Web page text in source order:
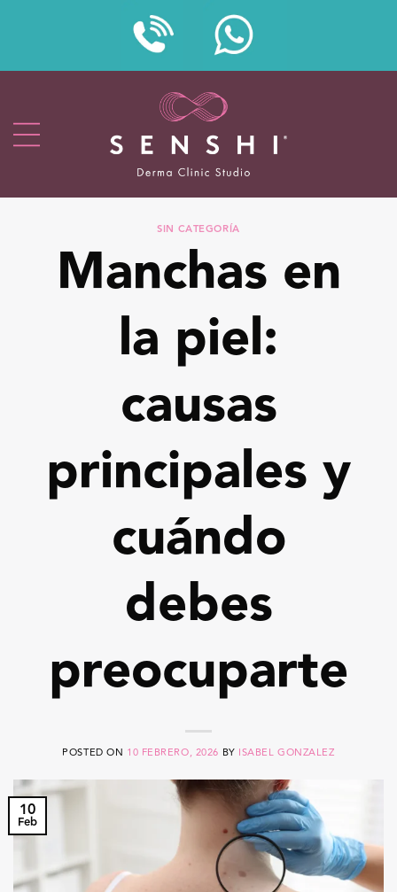
SIN CATEGORÍA
Manchas en
la piel:
causas
principales y
cuándo
debes
preocuparte
POSTED ON 10 FEBRERO, 2026 BY ISABEL GONZALEZ
10
Feb